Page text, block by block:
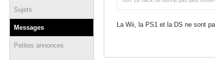
Sujets
Messages
Petites annonces
La Wii, la PS1 et la DS ne sont